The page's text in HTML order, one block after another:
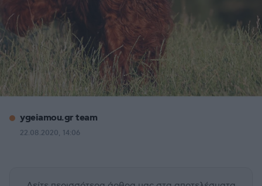
ygeiamou.gr team
22.08.2020, 14:06